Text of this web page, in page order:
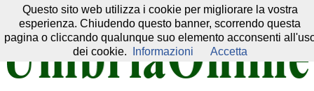
Il nostro network:
Questo sito web utilizza i cookie per migliorare la vostra
esperienza. Chiudendo questo banner, scorrendo questa
pagina o cliccando qualunque suo elemento acconsenti
dei cookie.
Informazioni Accetta